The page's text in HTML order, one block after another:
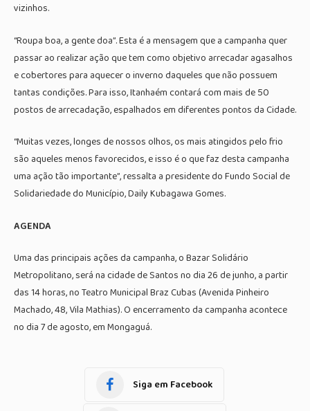
vizinhos.
“Roupa boa, a gente doa”. Esta é a mensagem que a campanha quer
passar ao realizar ação que tem como objetivo arrecadar agasalhos
e cobertores para aquecer o inverno daqueles que não possuem
tantas condições. Para isso, Itanhaém contará com mais de 50
postos de arrecadação, espalhados em diferentes pontos da Cidade.
“Muitas vezes, longes de nossos olhos, os mais atingidos pelo frio
são aqueles menos favorecidos, e isso é o que faz desta campanha
uma ação tão importante”, ressalta a presidente do Fundo Social de
Solidariedade do Município, Daily Kubagawa Gomes.
AGENDA
Uma das principais ações da campanha, o Bazar Solidário
Metropolitano, será na cidade de Santos no dia 26 de junho, a partir
das 14 horas, no Teatro Municipal Braz Cubas (Avenida Pinheiro
Machado, 48, Vila Mathias). O encerramento da campanha acontece
no dia 7 de agosto, em Mongaguá.
Siga em Facebook